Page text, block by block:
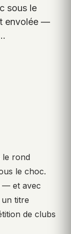
sous le
envolée —
le rond
le choc.
— et avec
titre
de clubs